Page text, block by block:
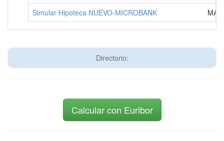
Simular Hipoteca NUEVO-MICROBANK
Directorio:
Calcular con Euribor